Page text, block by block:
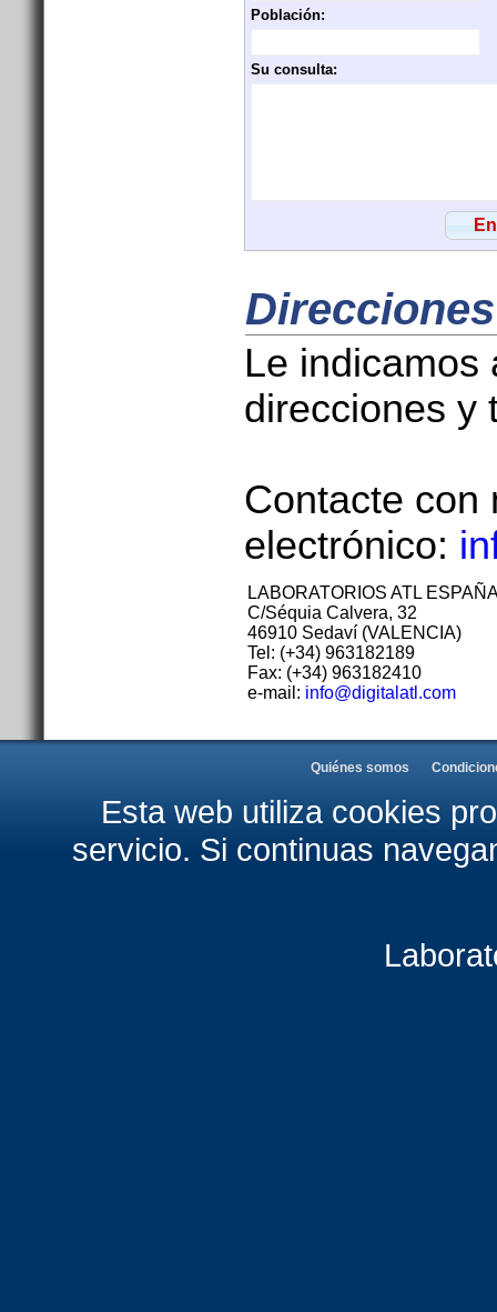
Población:
Su consulta:
Le indicamos
direcciones y
Contacte con
electrónico:
LABORATORIOS ATL
C/Séquia Calvera, 32
46910 Sedaví (VALENCIA)
Tel: (+34) 963182189
Fax: (+34) 963182410
e-mail: info@digitalatl.com
Quiénes somos
Esta web utiliza cookies
servicio. Si continuas